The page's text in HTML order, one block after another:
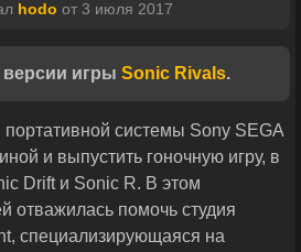
hodo от 3 июля 2017
версии игры Sonic Rivals.
системы Sony SEGA
и выпустить гоночную игру, в
Drift и Sonic R. В этом
отважилась помочь студия
специализирующаяся на